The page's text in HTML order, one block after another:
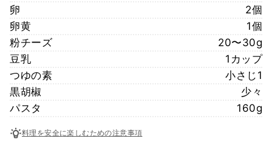
卵
2個
卵黄
1個
粉チーズ
20〜30g
豆乳
1カップ
つゆの素
小さじ1
黒胡椒
少々
パスタ
160g
料理を安全に楽しむための注意事項